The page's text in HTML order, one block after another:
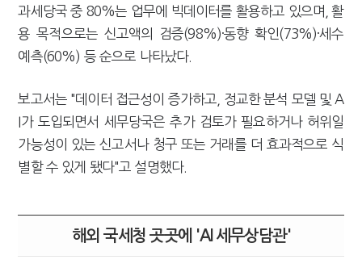
과세당국 중 80%는 업무에 빅데이터를 활용하고 있으며, 활
용 목적으로는 신고액의 검증(98%)·동향 확인(73%)·세수
예측(60%) 등 순으로 나타났다.
보고서는 "데이터 접근성이 증가하고, 정교한 분석 모델 및 A
I가 도입되면서 세무당국은 추가 검토가 필요하거나 허위일
가능성이 있는 신고서나 청구 또는 거래를 더 효과적으로 식
별할 수 있게 됐다"고 설명했다.
해외 국세청 곳곳에 'AI 세무상담관'